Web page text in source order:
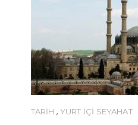
TARİH , YURT İÇİ SEYAHAT